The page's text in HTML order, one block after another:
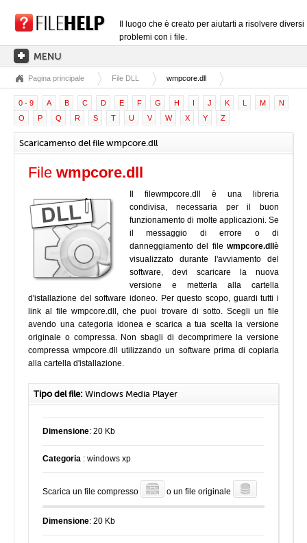
Il luogo che è creato per aiutarti a risolvere diversi
problemi con i file.
PAGINA PRINCIPALE
CATEGORIE DELLE ESTENSIONI
CATEGORIE DEI DRIVER
FILE DLL
CONVERSIONI DI FILE
SOFTWARE
Pagina principale File DLL wmpcore.dll
0 - 9 A B C D E F G H I J K L M
N
O
P Q R S T U V W X Y Z
Scaricamento del file wmpcore.dll
File wmpcore.dll
Il filewmpcore.dll è una libreria
condivisa, necessaria per il buon
funzionamento di molte applicazioni. Se
il messaggio di errore o di
danneggiamento del file wmpcore.dll è
visualizzato durante l'avviamento del
software, devi scaricare la nuova
versione e metterla alla cartella
d'istallazione del software idoneo. Per questo scopo, guardi tutti i
link al file wmpcore.dll, che puoi trovare di sotto. Scegli un file
avendo una categoria idonea e scarica a tua scelta la versione
originale o compressa. Non sbagli di decomprimere la versione
compressa wmpcore.dll utilizzando un software prima di copiarla
alla cartella d'istallazione.
Tipo del file: Windows Media Player
Dimensione: 20 Kb
Categoria : windows xp
Scarica un file compresso o un file originale
Dimensione: 20 Kb